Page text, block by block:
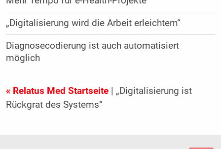
„Digitalisierung wird die Arbeit erleichtern“
Diagnosecodierung ist auch automatisiert
möglich
« Relatus Med Startseite| „Digitalisierung ist
Rückgrat des Systems“